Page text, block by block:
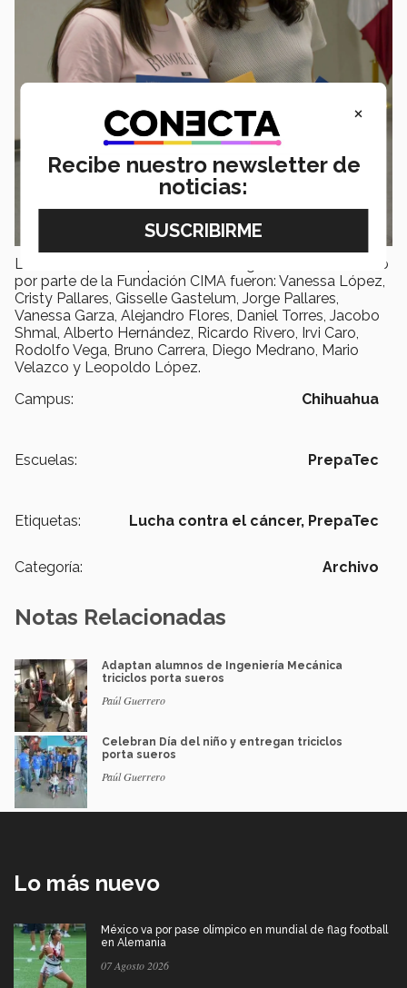
Los alumnos a los que se les entregó el reconocimiento
por parte de la Fundación CIMA fueron: Vanessa López,
Cristy Pallares, Gisselle Gastelum, Jorge Pallares,
Vanessa Garza, Alejandro Flores, Daniel Torres, Jacobo
Shmal, Alberto Hernández, Ricardo Rivero, Irvi Caro,
Rodolfo Vega, Bruno Carrera, Diego Medrano, Mario
Velazco y Leopoldo López.
Campus:
Chihuahua
Escuelas: PrepaTec
Etiquetas: Lucha contra el cáncer, PrepaTec
Categoría: Archivo
Notas Relacionadas
Adaptan alumnos de Ingeniería Mecánica
triciclos porta sueros
Paúl Guerrero
Celebran Día del niño y entregan triciclos
porta sueros
Paúl Guerrero
Lo más nuevo
México va por pase olímpico en mundial de flag football
en Alemania
07 Agosto 2026
×
Recibe nuestro newsletter de
noticias: